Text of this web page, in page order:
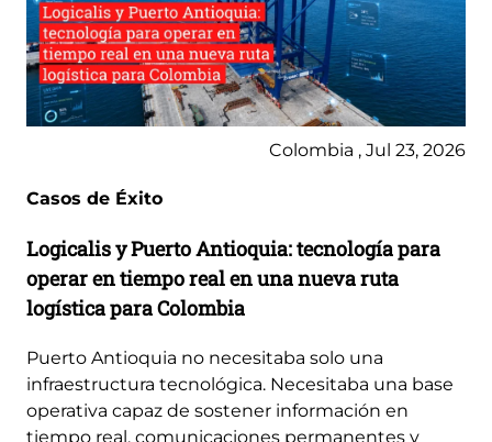
Colombia , Jul 23, 2026
Casos de Éxito
Logicalis y Puerto Antioquia: tecnología para
operar en tiempo real en una nueva ruta
logística para Colombia
Puerto Antioquia no necesitaba solo una
infraestructura tecnológica. Necesitaba una base
operativa capaz de sostener información en
tiempo real, comunicaciones permanentes y